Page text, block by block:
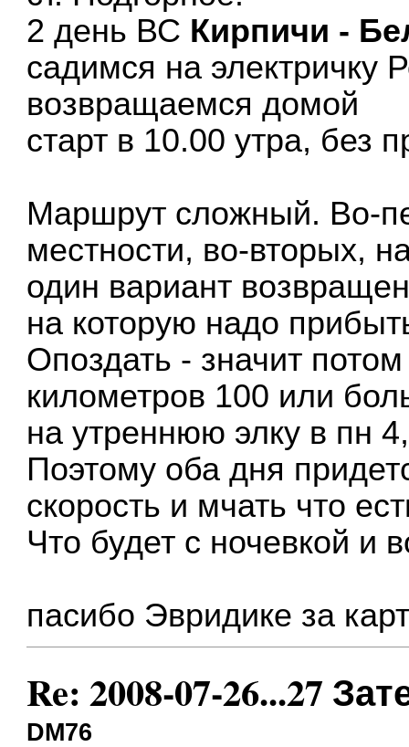
2 день ВС Кирпичи -
садимся на электричку
возвращаемся домой
старт в 10.00 утра, без
Маршрут сложный. Во-
местности, во-вторых,
один вариант
на которую надо
Опоздать - значит
километров 100 или
на утреннюю элку в пн
Поэтому оба дня
скорость и мчать что
Что будет с ночевкой и
пасибо Эвридике за
Re: 2008-07-26...27
DM76